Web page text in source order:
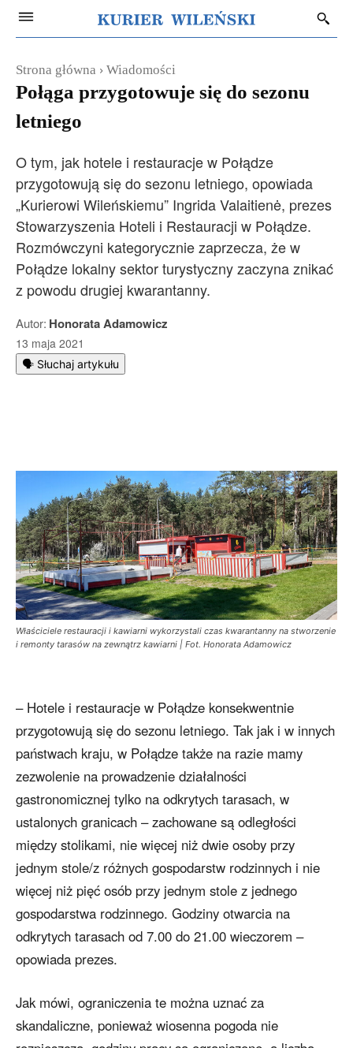
Strona główna Wiadomości
Połąga przygotowuje się do sezonu
letniego
O tym, jak hotele i restauracje w Połądze
przygotowują się do sezonu letniego, opowiada
„Kurierowi Wileńskiemu” Ingrida Valaitienė, prezes
Stowarzyszenia Hoteli i Restauracji w Połądze.
Rozmówczyni kategorycznie zaprzecza, że w
Połądze lokalny sektor turystyczny zaczyna znikać
z powodu drugiej kwarantanny.
Autor: Honorata Adamowicz
13 maja 2021
🗣️ Słuchaj artykułu
Właściciele restauracji i kawiarni wykorzystali czas kwarantanny na stworzenie
i remonty tarasów na zewnątrz kawiarni | Fot. Honorata Adamowicz
– Hotele i restauracje w Połądze konsekwentnie
przygotowują się do sezonu letniego. Tak jak i w innych
państwach kraju, w Połądze także na razie mamy
zezwolenie na prowadzenie działalności
gastronomicznej tylko na odkrytych tarasach, w
ustalonych granicach – zachowane są odległości
między stolikami, nie więcej niż dwie osoby przy
jednym stole/z różnych gospodarstw rodzinnych i nie
więcej niż pięć osób przy jednym stole z jednego
gospodarstwa rodzinnego. Godziny otwarcia na
odkrytych tarasach od 7.00 do 21.00 wieczorem –
opowiada prezes.
Jak mówi, ograniczenia te można uznać za
skandaliczne, ponieważ wiosenna pogoda nie